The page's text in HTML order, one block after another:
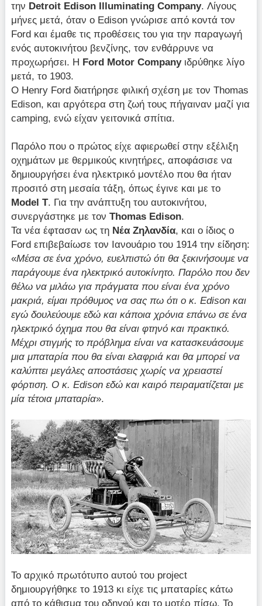
την Detroit Edison IlluminatingCompany. Λίγους
μήνες μετά, όταν ο Edison γνώρισε από κοντά τον
Ford και έμαθε τις προθέσεις του για την παραγωγή
ενός αυτοκινήτου βενζίνης, τον ενθάρρυνε να
προχωρήσει. Η Ford MotorCompanyιδρύθηκε λίγο
μετά, το 1903.
Ο Henry Ford διατήρησε φιλική σχέση με τον Thomas
Edison, και αργότερα στη ζωή τους πήγαιναν μαζί για
camping, ενώ είχαν γειτονικά σπίτια.
Παρόλο που ο πρώτος είχε αφιερωθεί στην εξέλιξη
οχημάτων με θερμικούς κινητήρες, αποφάσισε να
δημιουργήσει ένα ηλεκτρικό μοντέλο που θα ήταν
προσιτό στη μεσαία τάξη, όπως έγινε και με το
ModelT. Για την ανάπτυξη του αυτοκινήτου,
συνεργάστηκε με τονThomas Edison.
Τα νέα έφτασαν ως τη Νέα Ζηλανδία, και ο ίδιος ο
Ford επιβεβαίωσε τον Ιανουάριο του 1914 την είδηση:
«Μέσα σε ένα χρόνο, ευελπιστώ ότι θα ξεκινήσουμε να
παράγουμε ένα ηλεκτρικό αυτοκίνητο. Παρόλο που δεν
θέλω να μιλάω για πράγματα που είναι ένα χρόνο
μακριά, είμαι πρόθυμος να σας πω ότι ο κ.Edison και
εγώ δουλεύουμε εδώ και κάποια χρόνια επάνω σε ένα
ηλεκτρικό όχημα που θα είναι φτηνό και πρακτικό.
Μέχρι στιγμής το πρόβλημα είναι να κατασκευάσουμε
μια μπαταρία που θα είναι ελαφριά και θα μπορεί να
καλύπτει μεγάλες αποστάσεις χωρίς να χρειαστεί
φόρτιση. Ο κ.Edison εδώ και καιρό πειραματίζεται με
μία τέτοια μπαταρία».
Το αρχικό πρωτότυπο αυτού του project
δημιουργήθηκε το 1913 κι είχε τις μπαταρίες κάτω
από το κάθισμα του οδηγού και το μοτέρ πίσω. Το